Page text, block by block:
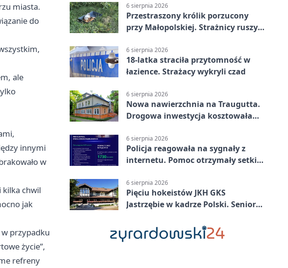
miasta.
do
ale
innymi
w
kilka chwil
jak
w przypadku
życie”,
refreny
6 sierpnia 2026
Przestraszony królik porzucony
przy Małopolskiej. Strażnicy ruszyli
6 sierpnia 2026
18-latka straciła przytomność w
łazience. Strażacy wykryli czad
6 sierpnia 2026
Nowa nawierzchnia na Traugutta.
Drogowa inwestycja kosztowała
6 sierpnia 2026
Policja reagowała na sygnały z
internetu. Pomoc otrzymały setki
6 sierpnia 2026
Pięciu hokeistów JKH GKS
Jastrzębie w kadrze Polski. Seniorzy